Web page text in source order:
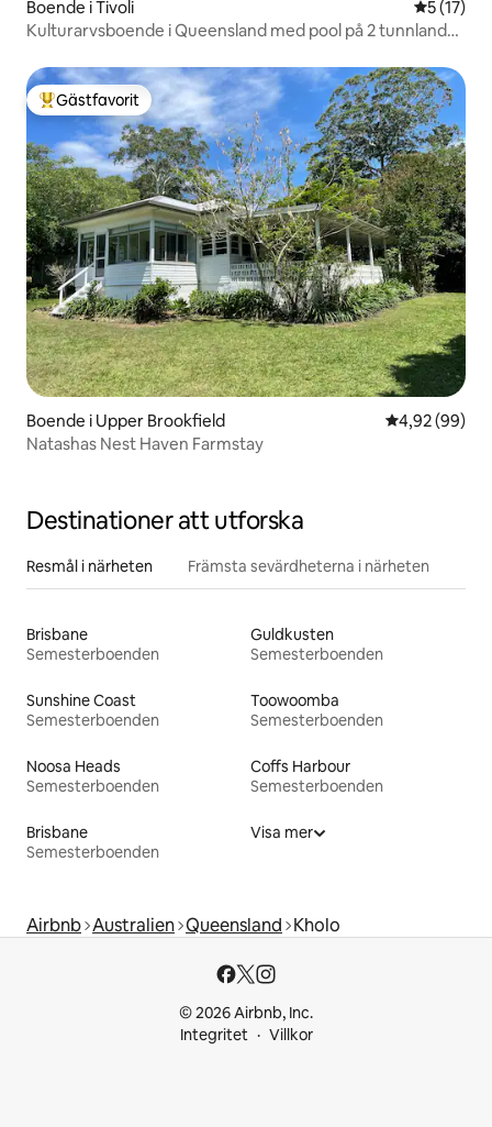
Boende i Tivoli 5 av 5 i
5 (17)
Kulturarvsboende i Queensland med pool på 2 tunnland
Populär gästfavorit
Gästfavorit
Boende i Upper Brookfield 4,92 av 5 i
4,92 (99)
Natashas Nest Haven Farmstay
Destinationer att utforska
Resmål i närheten Främsta sevärdheterna i närheten
Brisbane
Semesterboenden
Guldkusten
Semesterboenden
Sunshine Coast
Semesterboenden
Toowoomba
Semesterboenden
Noosa Heads
Semesterboenden
Coffs Harbour
Semesterboenden
Brisbane
Semesterboenden
Visa mer
Airbnb Australien Queensland Kholo
© 2026 Airbnb, Inc.
Integritet
Villkor